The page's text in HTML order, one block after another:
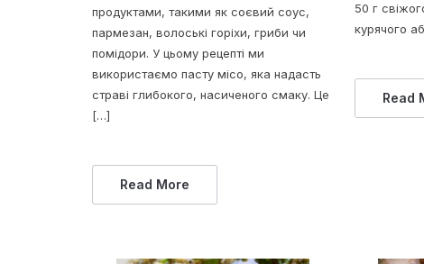
продуктами, такими як соєвий соус,
пармезан, волоські горіхи, гриби чи
помідори. У цьому рецепті ми
використаємо пасту місо, яка надасть
страві глибокого, насиченого смаку. Це
[…]
Read More
50 г
курячого
Read